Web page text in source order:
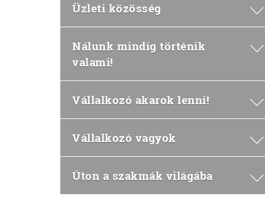
Üzleti közösség
Nálunk mindig történik
valami!
Vállalkozó akarok lenni!
Vállalkozó vagyok
Úton a szakmák világába